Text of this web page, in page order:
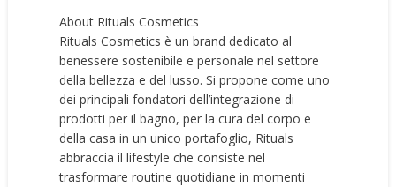
About Rituals Cosmetics
Rituals Cosmetics è un brand dedicato al
benessere sostenibile e personale nel settore
della bellezza e del lusso. Si propone come uno
dei principali fondatori dell’integrazione di
prodotti per il bagno, per la cura del corpo e
della casa in un unico portafoglio, Rituals
abbraccia il lifestyle che consiste nel
trasformare routine quotidiane in momenti